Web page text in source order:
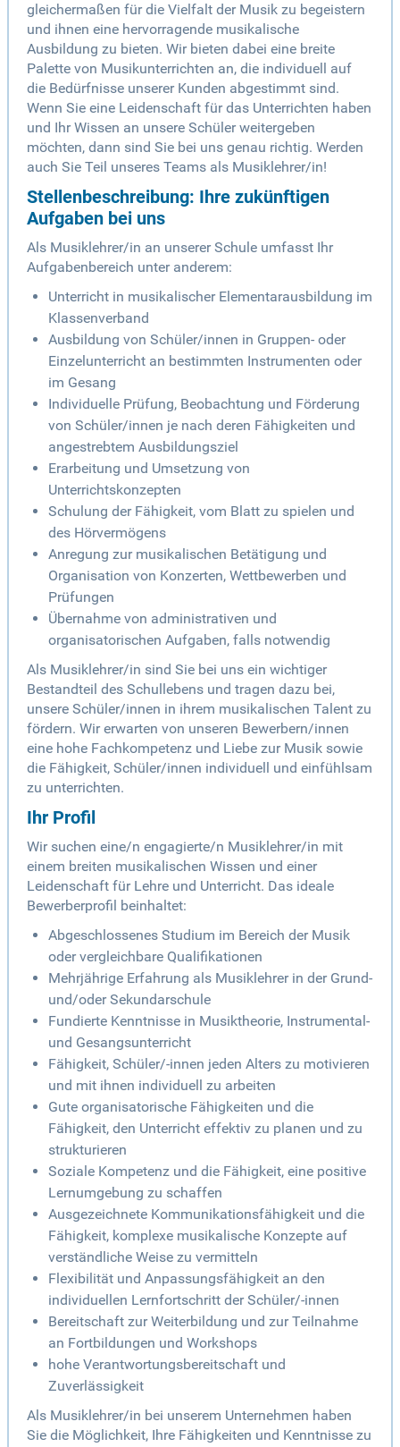
gleichermaßen für die Vielfalt der Musik zu begeistern
und ihnen eine hervorragende musikalische
Ausbildung zu bieten. Wir bieten dabei eine breite
Palette von Musikunterrichten an, die individuell auf
die Bedürfnisse unserer Kunden abgestimmt sind.
Wenn Sie eine Leidenschaft für das Unterrichten haben
und Ihr Wissen an unsere Schüler weitergeben
möchten, dann sind Sie bei uns genau richtig. Werden
auch Sie Teil unseres Teams als Musiklehrer/in!
Stellenbeschreibung: Ihre zukünftigen
Aufgaben bei uns
Als Musiklehrer/in an unserer Schule umfasst Ihr
Aufgabenbereich unter anderem:
Unterricht in musikalischer Elementarausbildung im
Klassenverband
Ausbildung von Schüler/innen in Gruppen- oder
Einzelunterricht an bestimmten Instrumenten oder
im Gesang
Individuelle Prüfung, Beobachtung und Förderung
von Schüler/innen je nach deren Fähigkeiten und
angestrebtem Ausbildungsziel
Erarbeitung und Umsetzung von
Unterrichtskonzepten
Schulung der Fähigkeit, vom Blatt zu spielen und
des Hörvermögens
Anregung zur musikalischen Betätigung und
Organisation von Konzerten, Wettbewerben und
Prüfungen
Übernahme von administrativen und
organisatorischen Aufgaben, falls notwendig
Als Musiklehrer/in sind Sie bei uns ein wichtiger
Bestandteil des Schullebens und tragen dazu bei,
unsere Schüler/innen in ihrem musikalischen Talent zu
fördern. Wir erwarten von unseren Bewerbern/innen
eine hohe Fachkompetenz und Liebe zur Musik sowie
die Fähigkeit, Schüler/innen individuell und einfühlsam
zu unterrichten.
Ihr Profil
Wir suchen eine/n engagierte/n Musiklehrer/in mit
einem breiten musikalischen Wissen und einer
Leidenschaft für Lehre und Unterricht. Das ideale
Bewerberprofil beinhaltet:
Abgeschlossenes Studium im Bereich der Musik
oder vergleichbare Qualifikationen
Mehrjährige Erfahrung als Musiklehrer in der Grund-
und/oder Sekundarschule
Fundierte Kenntnisse in Musiktheorie, Instrumental-
und Gesangsunterricht
Fähigkeit, Schüler/-innen jeden Alters zu motivieren
und mit ihnen individuell zu arbeiten
Gute organisatorische Fähigkeiten und die
Fähigkeit, den Unterricht effektiv zu planen und zu
strukturieren
Soziale Kompetenz und die Fähigkeit, eine positive
Lernumgebung zu schaffen
Ausgezeichnete Kommunikationsfähigkeit und die
Fähigkeit, komplexe musikalische Konzepte auf
verständliche Weise zu vermitteln
Flexibilität und Anpassungsfähigkeit an den
individuellen Lernfortschritt der Schüler/-innen
Bereitschaft zur Weiterbildung und zur Teilnahme
an Fortbildungen und Workshops
hohe Verantwortungsbereitschaft und
Zuverlässigkeit
Als Musiklehrer/in bei unserem Unternehmen haben
Sie die Möglichkeit, Ihre Fähigkeiten und Kenntnisse zu